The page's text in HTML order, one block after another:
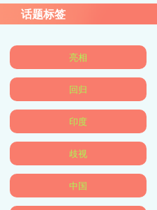
话题标签
亮相
回归
印度
歧视
中国